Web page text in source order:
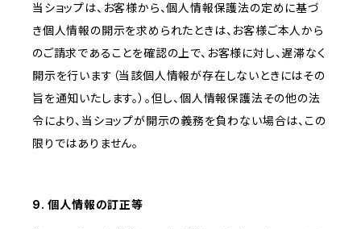
当ショップは、お客様から、個人情報保護法の定めに基づ
き個人情報の開示を求められたときは、お客様ご本人から
のご請求であることを確認の上で、お客様に対し、遅滞なく
開示を行います（当該個人情報が存在しないときにはその
旨を通知いたします。）。但し、個人情報保護法その他の法
令により、当ショップが開示の義務を負わない場合は、この
限りではありません。
9. 個人情報の訂正等